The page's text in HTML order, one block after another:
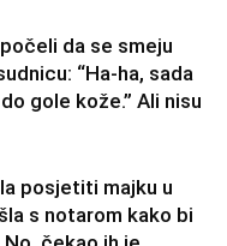
da se smeju
“Ha-ha, sada
gole kože.” Ali nisu
posjetiti majku u
s notarom kako bi